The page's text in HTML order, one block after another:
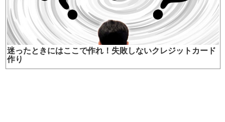
迷ったときにはここで作れ！失敗しないクレジットカード
作り